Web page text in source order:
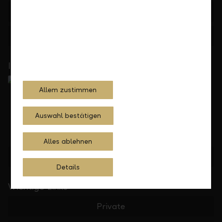
In Ihrer Nähe
Standorte finden
Wichtige Links
Private
Allem zustimmen
Auswahl bestätigen
Alles ablehnen
Details